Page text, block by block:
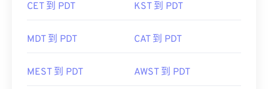
CET 到 PDT KST 到 PDT
MDT 到 PDT CAT 到 PDT
MEST 到 PDT AWST 到 PDT